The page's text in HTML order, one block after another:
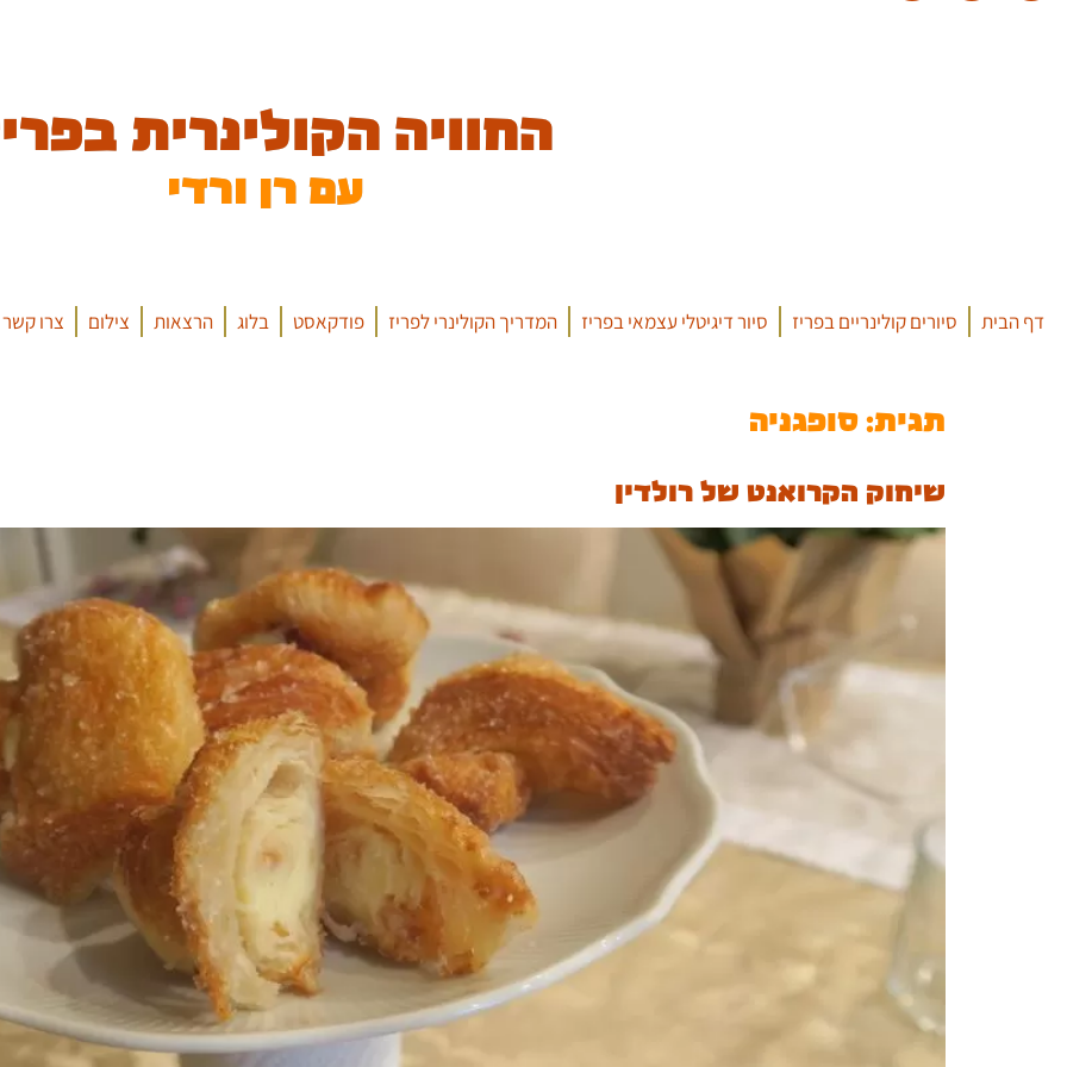
החוויה הקולינרית
עם רן ורדי
דף הבית סיורים קולינריים בפריז סיור דיגיטלי עצמאי בפריז המדריך הקולינרי לפריז פודקאסט בלוג הרצאות צילום צרו קשר
תגית:סופגניה
שיחוק הקרואנט של רולדין